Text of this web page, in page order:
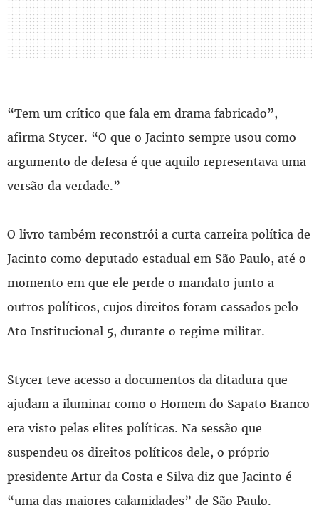
“Tem um crítico que fala em drama fabricado”,
afirma Stycer. “O que o Jacinto sempre usou como
argumento de defesa é que aquilo representava uma
versão da verdade.”
O livro também reconstrói a curta carreira política de
Jacinto como deputado estadual em São Paulo, até o
momento em que ele perde o mandato junto a
outros políticos, cujos direitos foram cassados pelo
Ato Institucional 5, durante o regime militar.
Stycer teve acesso a documentos da ditadura que
ajudam a iluminar como o Homem do Sapato Branco
era visto pelas elites políticas. Na sessão que
suspendeu os direitos políticos dele, o próprio
presidente Artur da Costa e Silva diz que Jacinto é
“uma das maiores calamidades” de São Paulo.